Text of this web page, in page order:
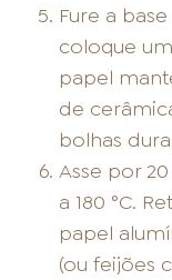
Fure a
coloque
papel
de
bolhas
Asse por
a 180 °C.
papel
(ou feijões